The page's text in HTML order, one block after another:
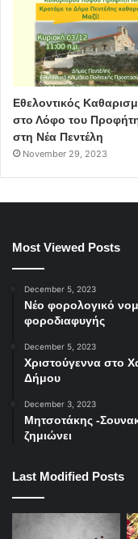
σχεδιαστές.
Ποια είναι η
Η Χριστινα είναι
και θέλει να
ενθουσιασμό με τον
Χριστίνα
Εθελοντικός
στο Λόφο του
στη Νέα Πεντέλη
November 29, 2023
Most Viewed Posts
December 5, 2023
Νέο φορολογικό
φοροδιαφυγής
December 5, 2023
Χριστούγεννα στο
Δήμου
December 3, 2023
Μητσοτάκης -
ζημιώνει
Last Modified Posts